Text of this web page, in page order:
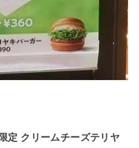
定 クリームチーズテリヤ